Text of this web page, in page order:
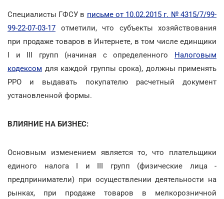
Специалисты ГФСУ в письме от 10.02.2015 г. № 4315/7/99-
99-22-07-03-17 отметили, что субъекты хозяйствования
при продаже товаров в Интернете, в том числе единщики
I и III групп (начиная с определенного Налоговым
кодексом для каждой группы срока), должны применять
РРО и выдавать покупателю расчетный документ
установленной формы.
ВЛИЯНИЕ НА БИЗНЕС:
Основным изменением является то, что плательщики
единого налога I и III групп (физические лица -
предприниматели) при осуществлении деятельности на
рынках, при продаже товаров в мелкорозничной